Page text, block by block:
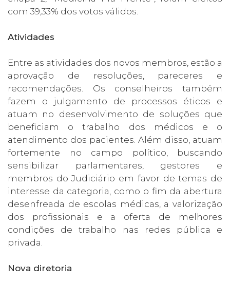
com 39,33% dos votos válidos.
Atividades
Entre as atividades dos novos membros, estão a
aprovação de resoluções, pareceres e
recomendações. Os conselheiros também
fazem o julgamento de processos éticos e
atuam no desenvolvimento de soluções que
beneficiam o trabalho dos médicos e o
atendimento dos pacientes. Além disso, atuam
fortemente no campo político, buscando
sensibilizar parlamentares, gestores e
membros do Judiciário em favor de temas de
interesse da categoria, como o fim da abertura
desenfreada de escolas médicas, a valorização
dos profissionais e a oferta de melhores
condições de trabalho nas redes pública e
privada.
Nova diretoria